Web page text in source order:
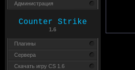
Администрация
Counter Strike
1.6
Плагины
Сервера
Скачать игру CS 1.6